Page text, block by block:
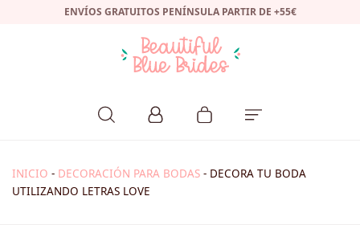
ENVÍOS GRATUITOS PENÍNSULA PARTIR DE +55€
INICIO - DECORACIÓN PARA BODAS - DECORA TU BODA
UTILIZANDO LETRAS LOVE